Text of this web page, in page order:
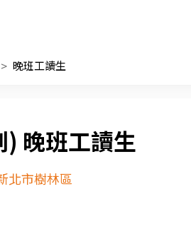
晚班工讀生
晚班工讀生
北市樹林區